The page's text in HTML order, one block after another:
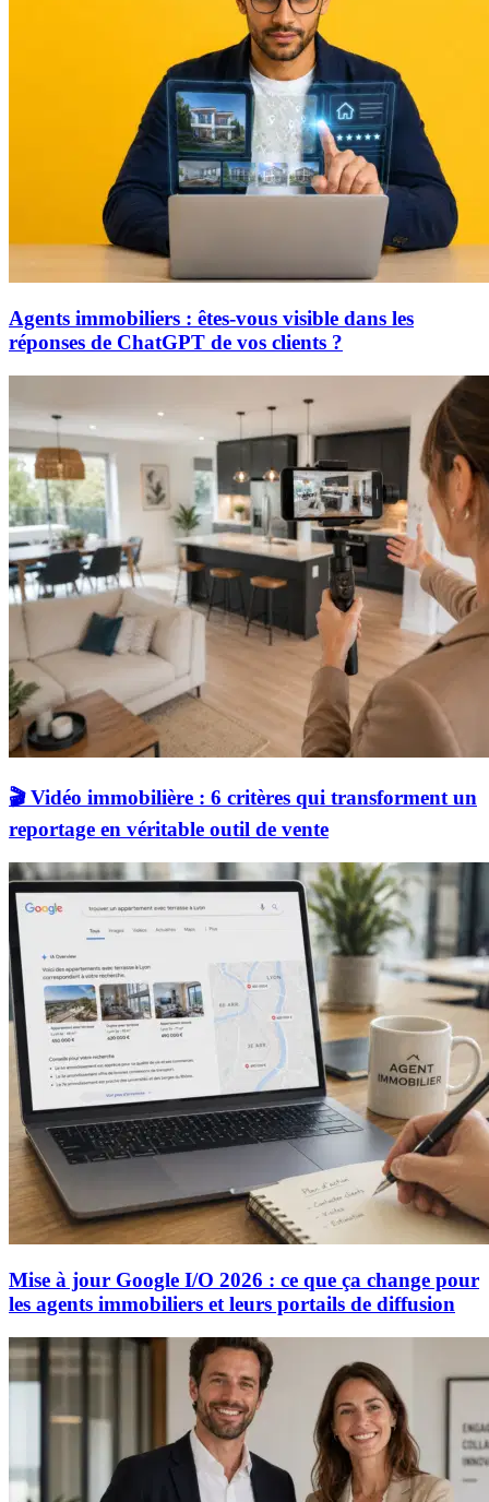
Agents immobiliers : êtes-vous visible dans les
réponses de ChatGPT de vos clients ?
🎬 Vidéo immobilière : 6 critères qui transforment un
reportage en véritable outil de vente
Mise à jour Google I/O 2026 : ce que ça change pour
les agents immobiliers et leurs portails de diffusion